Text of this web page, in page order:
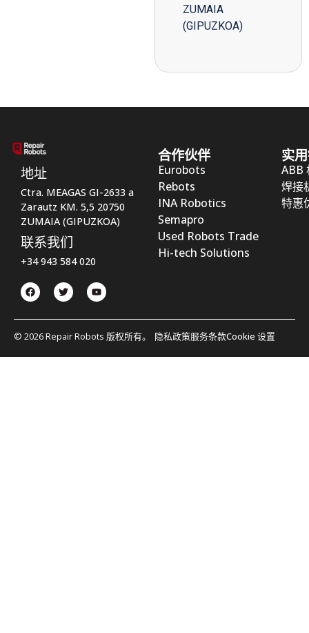
ZUMAIA
(GIPUZKOA)
地址
Ctra. MEAGAS GI-2633 a
Zarautz KM. 5,5 20750
ZUMAIA (GIPUZKOA)
联系我们
+34 943 584 020
合作伙伴
Eurobots
Rebots
INA Robotics
Semapro
Used Robots Trade
Hi-tech Solutions
实
ABB
焊接
特惠
© 2026 Repair Robots 版权所有。 隐私政策服务条款Cookie 设置